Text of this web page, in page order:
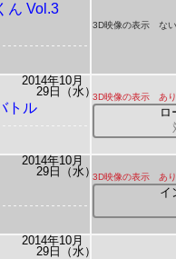
ん Vol.3
3D映像の表示 な
2014年10月
29日（水）
トル
3D映像の表示 あり
ロ
2014年10月
29日（水）3D映像の表示 あり
イ
2014年10月
29日（水）